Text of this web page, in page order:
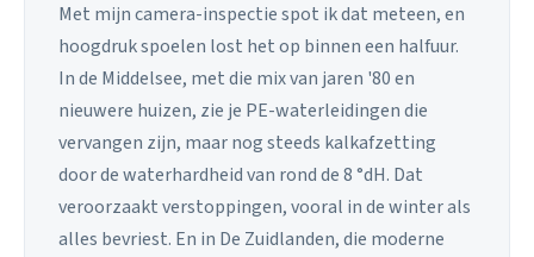
Met mijn camera-inspectie spot ik dat meteen, en
hoogdruk spoelen lost het op binnen een halfuur.
In de Middelsee, met die mix van jaren '80 en
nieuwere huizen, zie je PE-waterleidingen die
vervangen zijn, maar nog steeds kalkafzetting
door de waterhardheid van rond de 8 °dH. Dat
veroorzaakt verstoppingen, vooral in de winter als
alles bevriest. En in De Zuidlanden, die moderne